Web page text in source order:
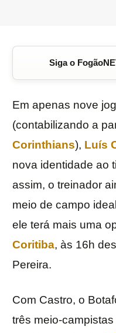
Siga o
Em apenas nove
(contabilizando a
Corinthians), Luís
nova identidade ao
assim, o treinador
meio de campo
ele terá mais uma
Coritiba, às 16h
Pereira.
Com Castro, o
três meio-